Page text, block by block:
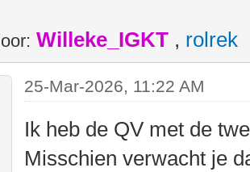
Willeke_IGKT , rolrek
25-Mar-2026, 11:22 AM
Ik heb de QV met de
Misschien verwacht je